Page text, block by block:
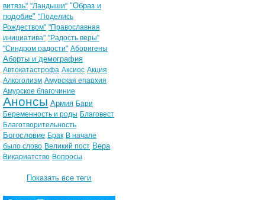
витязь" "Ландыши" "Образ и
подобие" "Поделись
Рождеством" "Православная
инициатива" "Радость веры"
"Синдром радости" Аборигены
Аборты и демография
Автокатастрофа Аксиос Акция
Алкоголизм Амурская епархия
Амурское благочиние
Анонсы Армия Бари
Беременность и роды Благовест
Благотворительность
Богословие Брак В начале
было слово Великий пост Вера
Викариатство Вопросы
Показать все теги